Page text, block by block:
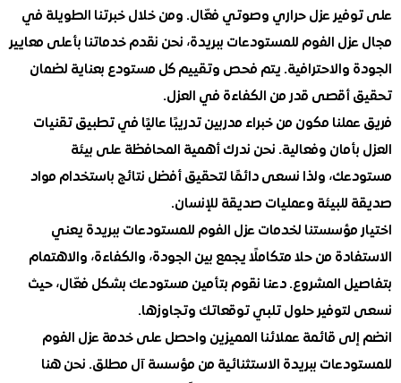
عزل حراري وصوتي فعّال. ومن خلال خبرتنا الطويلة في
الفوم للمستودعات ببريدة، نحن نقدم خدماتنا بأعلى معايير
والاحترافية. يتم فحص وتقييم كل مستودع بعناية لضمان
قدر من الكفاءة في العزل.
مكون من خبراء مدربين تدريبًا عاليًا في تطبيق تقنيات
وفعالية. نحن ندرك أهمية المحافظة على بيئة
ولذا نسعى دائمًا لتحقيق أفضل نتائج باستخدام مواد
وعمليات صديقة للإنسان.
مؤسستنا لخدمات عزل الفوم للمستودعات ببريدة يعني
من حلا متكاملًا يجمع بين الجودة، والكفاءة، والاهتمام
المشروع. دعنا نقوم بتأمين مستودعك بشكل فعّال، حيث
حلول تلبي توقعاتك وتجاوزها.
قائمة عملائنا المميزين واحصل على خدمة عزل الفوم
ببريدة الاستثنائية من مؤسسة آل مطلق. نحن هنا